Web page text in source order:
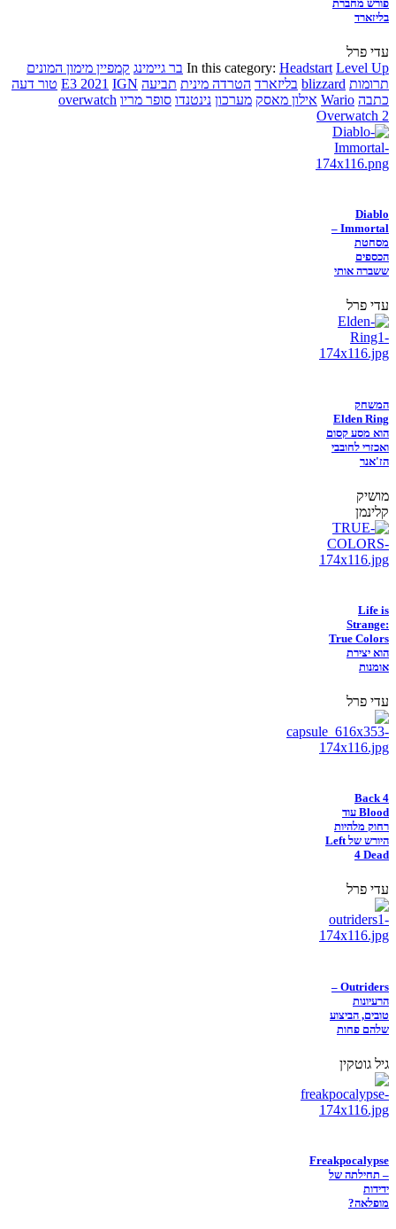
פורש מחברת
בליזארד
עדי פרל
In this category: Headstart Level Up בר גיימינג קמפיין מימון המונים
תרומות blizzard בליזארד הטרדה מינית תביעה E3 2021 IGN
טור דעה
כתבה Wario אילון מאסק מערכון נינטנדו סופר מריו overwatch
Overwatch 2
Diablo
Immortal –
מסחטת
הכספים
ששברה אותי
עדי פרל
המשחק
Elden Ring
הוא מסע קסום
ואכזרי לחובבי
הז'אנר
מושיק
קלינמן
Life is
Strange:
True Colors
הוא יצירת
אומנות
עדי פרל
Back 4
Blood עוד
רחוק מלהיות
היורש של Left
4 Dead
עדי פרל
Outriders –
הרעיונות
טובים, הביצוע
שלהם פחות
גיל גוטקין
Freakpocalypse
– תחילתה של
ידידות
מופלאה?